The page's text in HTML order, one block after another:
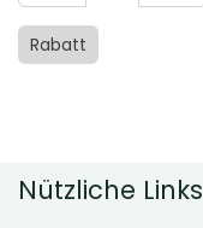
Rabatt
Nützliche Links